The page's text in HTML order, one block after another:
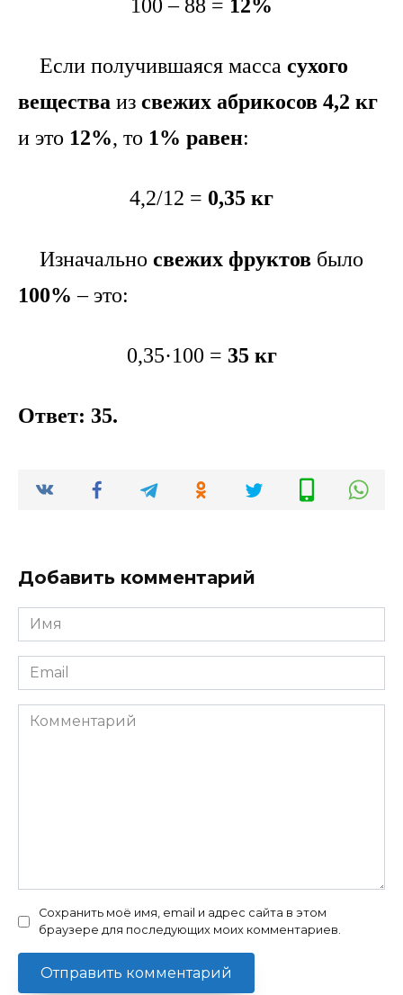
100 – 88 = 12%
Если получившаяся масса сухого
вещества из свежих абрикосов 4,2 кг
и это 12%, то 1% равен:
4,2/12 = 0,35 кг
Изначально свежих фруктов было
100% – это:
0,35·100 = 35 кг
Ответ: 35.
Добавить комментарий
Имя
*
Email
*
Комментарий
Сохранить моё имя, email и адрес сайта в этом
браузере для последующих моих комментариев.